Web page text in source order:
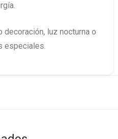
luz nocturna o
especiales.